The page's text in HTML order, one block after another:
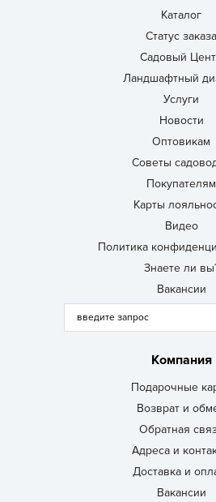
Каталог
Статус заказа
Садовый
Ландшафтный
Услуги
Новости
Оптовикам
Советы
Покупателям
Карты
Видео
Политика
Знаете ли
Вакансии
Компания
Подарочные
Возврат и
Обратная
Адреса и
Доставка и
Вакансии